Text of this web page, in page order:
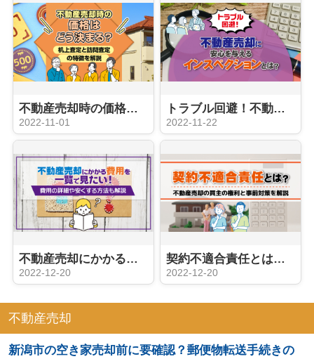
不動産売却時の価格はどう決まる？机上査定と訪問査定の特徴を解説
2022-11-01
トラブル回避！不動産売却に安心を与えるインスペクションとは？
2022-11-22
不動産売却にかかる費用を一覧で見たい！費用の詳細や安くする方法も解説
2022-12-20
契約不適合責任とは？不動産売却の買主の権利と事前対策を解説
2022-12-20
不動産売却
新潟市の空き家売却前に要確認？郵便物転送手続きの